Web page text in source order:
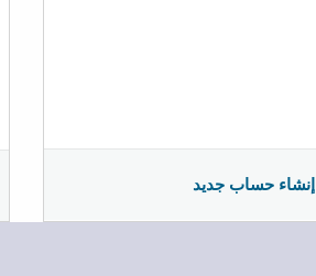
إنشاء حساب جديد